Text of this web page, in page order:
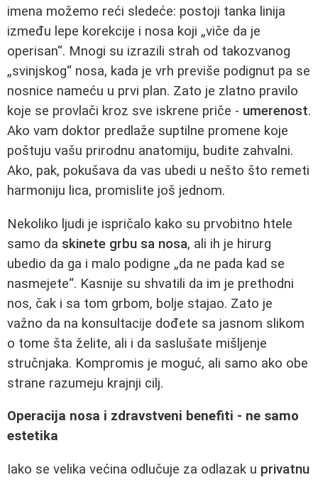
imena možemo reći sledeće: postoji tanka linija
između lepe korekcije i nosa koji „viče da je
operisan“. Mnogi su izrazili strah od takozvanog
„svinjskog“ nosa, kada je vrh previše podignut pa se
nosnice nameću u prvi plan. Zato je zlatno pravilo
koje se provlači kroz sve iskrene priče - umerenost.
Ako vam doktor predlaže suptilne promene koje
poštuju vašu prirodnu anatomiju, budite zahvalni.
Ako, pak, pokušava da vas ubedi u nešto što remeti
harmoniju lica, promislite još jednom.
Nekoliko ljudi je ispričalo kako su prvobitno htele
samo da skinete grbu sa nosa, ali ih je hirurg
ubedio da ga i malo podigne „da ne pada kad se
nasmejete“. Kasnije su shvatili da im je prethodni
nos, čak i sa tom grbom, bolje stajao. Zato je
važno da na konsultacije dođete sa jasnom slikom
o tome šta želite, ali i da saslušate mišljenje
stručnjaka. Kompromis je moguć, ali samo ako obe
strane razumeju krajnji cilj.
Operacija nosa i zdravstveni benefiti - ne samo
estetika
Iako se velika većina odlučuje za odlazak u privatnu